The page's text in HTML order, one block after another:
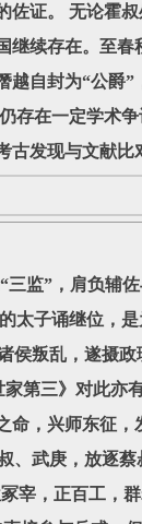
证。 无论霍
续存在。至春
封为“公爵”
存在一定学术
发现与文献比
监”，肩负辅
太子诵继位，是
叛乱，遂摄
第三》对此
，兴师东征，
武庚，放逐蔡
宰，正百工，